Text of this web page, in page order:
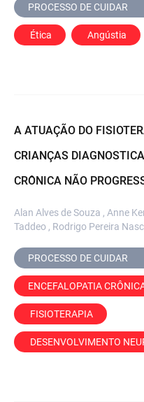
Ética Angústia
A ATUAÇÃO DO
CRIANÇAS
CRÔNICA NÃO
Alan Alves de Souza , Anne
Taddeo , Rodrigo Pereira
ENCEFALOPATIA
FISIOTERAPIA
DESENVOLVIMENTO